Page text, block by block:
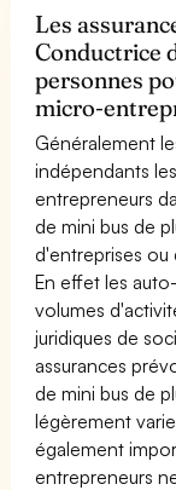
Les
Conductrice
personnes
micro-
Généralement
indépendants
entrepreneurs
de mini bus de
d'entreprises ou
En effet les
volumes
juridiques de
assurances
de mini bus de
légèrement
également
entrepreneurs